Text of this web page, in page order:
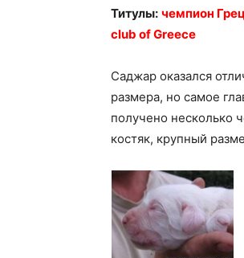
Титулы: чемпион
club of Greece
Саджар оказался
размера, но самое
получено несколько
костяк, крупный